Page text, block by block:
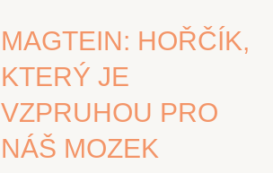
MAGTEIN: HOŘČÍK,
KTERÝ JE
VZPRUHOU PRO
NÁŠ MOZEK